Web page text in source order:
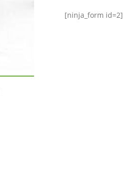
[ninja_form id=2]